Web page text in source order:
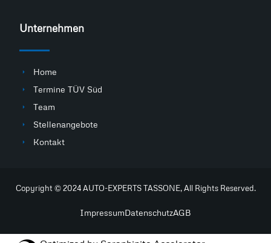
Unternehmen
Home
Termine TÜV Süd
Team
Stellenangebote
Kontakt
Copyright © 2024 AUTO-EXPERTS TASSONE, All Rights Reserved.
ImpressumDatenschutzAGB